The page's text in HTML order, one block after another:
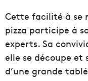
Cette facilité à se
pizza participe à
experts. Sa
elle se découpe
d’une grande